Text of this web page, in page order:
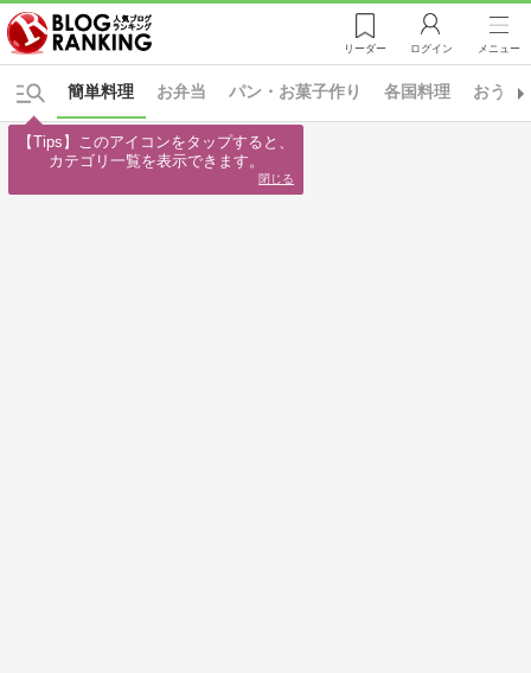
リーダー ログイン メニュー
お弁当 パン・お菓子作り 各国料理 おうち
簡単料理
【Tips】このアイコンをタップすると、
カテゴリ一覧を表示できます。
閉じる